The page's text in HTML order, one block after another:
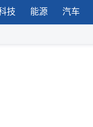
技 能源 汽车